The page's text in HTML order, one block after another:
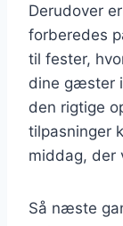
Derudover
forberedes
til fester,
dine gæster
den rigtige
tilpasninger
middag, der
Så næste